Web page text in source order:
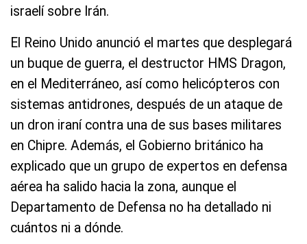
israelí sobre Irán.
El Reino Unido anunció el martes que desplegará
un buque de guerra, el destructor HMS Dragon,
en el Mediterráneo, así como helicópteros con
sistemas antidrones, después de un ataque de
un dron iraní contra una de sus bases militares
en Chipre. Además, el Gobierno británico ha
explicado que un grupo de expertos en defensa
aérea ha salido hacia la zona, aunque el
Departamento de Defensa no ha detallado ni
cuántos ni a dónde.